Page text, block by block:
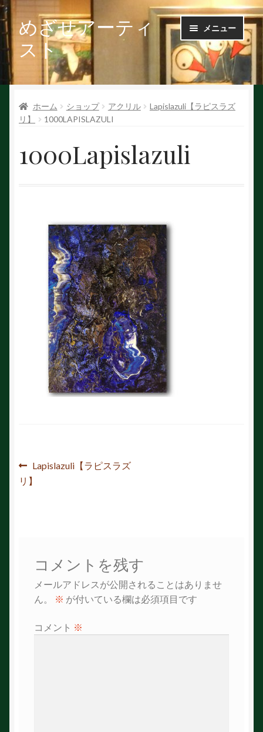
ナ
ビ
ゲ
ン
へ
キ
プ
コ
ン
テ
ス
キ
プ
めざせアーティ
スト
メニュー
Ｑ＆Ａ
お問い合せ
初めての方へ
絵を探す
ホーム ショップ アクリル
Lapislazuli【ラピスラズ
リ】
1000LAPISLAZULI
1000Lapislazuli
投
稿
ゲ
ー
シ
ョ
前
の
Lapislazuli【ラピスラズ
リ】
コメントを残す
メールアドレスが公開されることはありませ
ん。
※ が付いている欄は必須項目です
コメント ※